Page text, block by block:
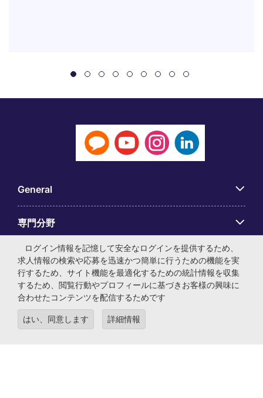
General
専門分野
アプリ
Employer Centre
ログイン情報を記憶して安全なログインを提供するため、
求人情報の検索や応募を迅速かつ簡単に行うための機能を実
行するため、サイト機能を最適化するための統計情報を収集
するため、閲覧行動やプロフィールに基づきお客様の興味に
合わせたコンテンツを配信するためです
はい、同意します 詳細情報